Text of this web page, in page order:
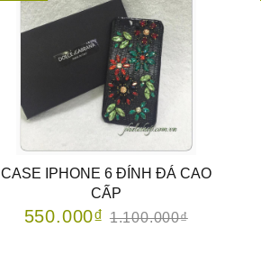
CASE IPHONE 6 ĐÍNH ĐÁ CAO
CẤP
550.000₫ 1.100.000₫